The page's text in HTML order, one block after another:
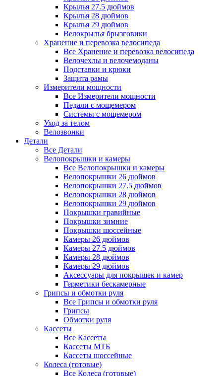
Крылья 27.5 дюймов
Крылья 28 дюймов
Крылья 29 дюймов
Велокрылья брызговики
Хранение и перевозка велосипеда
Все Хранение и перевозка велосипеда
Велочехлы и велочемоданы
Подставки и крюки
Защита рамы
Измерители мощности
Все Измерители мощности
Педали с мощемером
Системы с мощемером
Уход за телом
Велозвонки
Детали
Все Детали
Велопокрышки и камеры
Все Велопокрышки и камеры
Велопокрышки 26 дюймов
Велопокрышки 27.5 дюймов
Велопокрышки 28 дюймов
Велопокрышки 29 дюймов
Покрышки гравийные
Покрышки зимние
Покрышки шоссейные
Камеры 26 дюймов
Камеры 27.5 дюймов
Камеры 28 дюймов
Камеры 29 дюймов
Аксессуары для покрышек и камер
Герметики бескамерные
Грипсы и обмотки руля
Все Грипсы и обмотки руля
Грипсы
Обмотки руля
Кассеты
Все Кассеты
Кассеты МТБ
Кассеты шоссейные
Колеса (готовые)
Все Колеса (готовые)